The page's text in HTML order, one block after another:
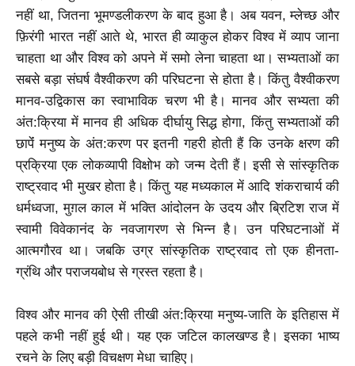
नहीं था, जितना भूमण्डलीकरण के बाद हुआ है। अब यवन, म्लेच्छ और
फ़िरंगी भारत नहीं आते थे, भारत ही व्याकुल होकर विश्व में व्याप जाना
चाहता था और विश्व को अपने में समो लेना चाहता था। सभ्यताओं का
सबसे बड़ा संघर्ष वैश्वीकरण की परिघटना से होता है। किंतु वैश्वीकरण
मानव-उद्विकास का स्वाभाविक चरण भी है। मानव और सभ्यता की
अंत:क्रिया में मानव ही अधिक दीर्घायु सिद्ध होगा, किंतु सभ्यताओं की
छापेंं मनुष्य के अंत:करण पर इतनी गहरी होती हैं कि उनके क्षरण की
प्रक्रिया एक लोकव्यापी विक्षोभ को जन्म देती हैं। इसी से सांस्कृतिक
राष्ट्रवाद भी मुखर होता है। किंतु यह मध्यकाल में आदि शंकराचार्य की
धर्मध्वजा, मुग़ल काल में भक्ति आंदोलन के उदय और ब्रिटिश राज में
स्वामी विवेकानंद के नवजागरण से भिन्न है। उन परिघटनाओं में
आत्मगौरव था। जबकि उग्र सांस्कृतिक राष्ट्रवाद तो एक हीनता-
ग्रंथि और पराजयबोध से ग्रस्त रहता है।
विश्व और मानव की ऐसी तीखी अंत:क्रिया मनुष्य-जाति के इतिहास में
पहले कभी नहीं हुई थी। यह एक जटिल कालखण्ड है। इसका भाष्य
रचने के लिए बड़ी विचक्षण मेधा चाहिए।